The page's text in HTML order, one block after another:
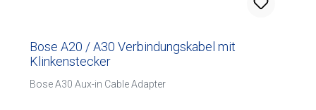
Bose A20 / A30 Verbindungskabel mit
Klinkenstecker
Bose A30 Aux-in Cable Adapter